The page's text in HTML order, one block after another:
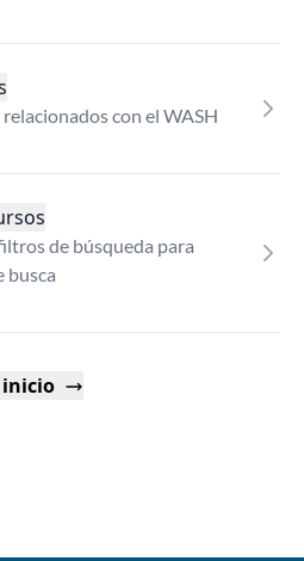
con el WASH
de búsqueda para
busca
inicio